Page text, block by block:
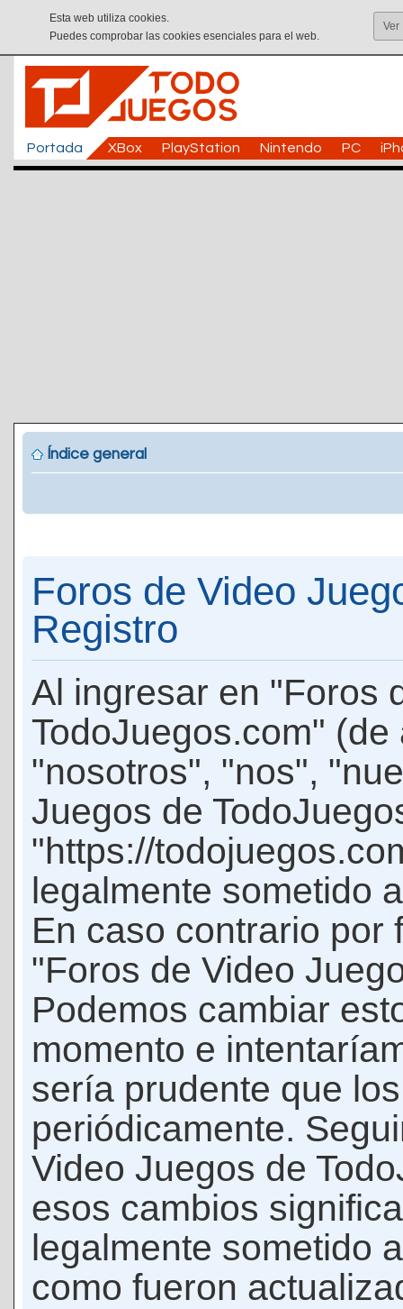
Esta web utiliza cookies.
Puedes comprobar las cookies esenciales para el web.
Ver
Portada XBox PlayStation Nintendo PC
Índice general
Foros de Video
Registro
Al ingresar en "Foros
TodoJuegos.com"
"nosotros", "nos",
Juegos de
"https://
legalmente sometido
En caso contrario por
"Foros de Video
Podemos cambiar
momento e
sería prudente que
periódicamente.
Video Juegos de
esos cambios
legalmente sometido
como fueron